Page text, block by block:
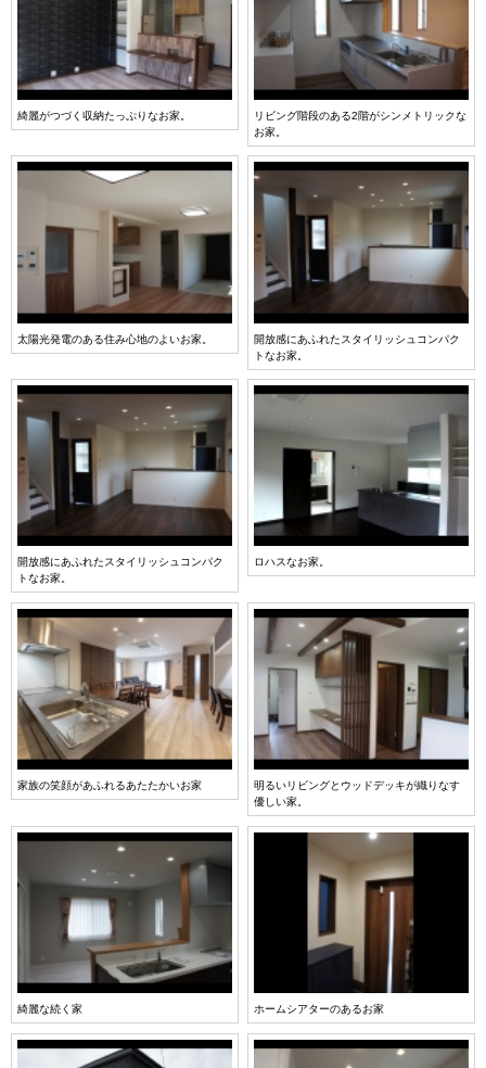
綺麗がつづく収納たっぷりなお家。
リビング階段のある2階がシンメトリックな
お家。
太陽光発電のある住み心地のよいお家。
開放感にあふれたスタイリッシュコンパク
トなお家。
開放感にあふれたスタイリッシュコンパク
トなお家。
ロハスなお家。
家族の笑顔があふれるあたたかいお家
明るいリビングとウッドデッキが織りなす
優しい家。
綺麗な続く家 ホームシアターのあるお家